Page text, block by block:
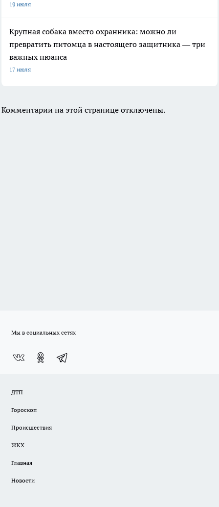
19 июля
Крупная собака вместо охранника: можно ли
превратить питомца в настоящего защитника — три
важных нюанса
17 июля
Комментарии на этой странице отключены.
Мы в социальных сетях
ДТП
Гороскоп
Происшествия
ЖКХ
Главная
Новости